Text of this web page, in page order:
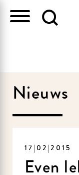
Nieuws
17|02|2015
Even